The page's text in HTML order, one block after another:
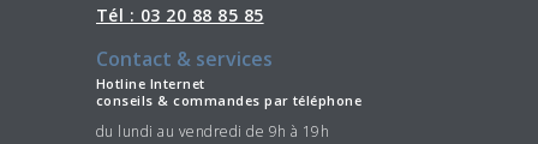
Tél : 03 20 88 85 85
Contact & services
Hotline Internet
conseils & commandes par téléphone
du lundi au vendredi de 9h à 19h